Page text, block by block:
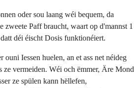
oder sou laang wéi bequem, da
zweete Paff braucht, waart op d'mannst 1
déi éischt Dosis funktionéiert.
Iessen huelen, an et ass net néideg
ze vermeiden. Wéi och ëmmer, Äre Mond
ze spülen kann hëllefen,